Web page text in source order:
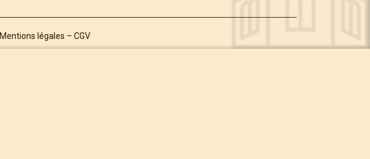
Mentions légales – CGV